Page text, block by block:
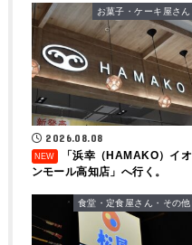
お菓子・ケーキ屋さん
2026.08.08
「浜幸（HAMAKO）イオ
ンモール高知店」へ行く。
食堂・定食屋さん・その他